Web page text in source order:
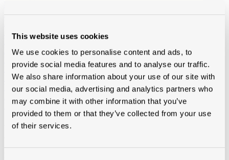
This website uses cookies
We use cookies to personalise content and ads, to
provide social media features and to analyse our traffic.
We also share information about your use of our site with
our social media, advertising and analytics partners who
may combine it with other information that you’ve
provided to them or that they’ve collected from your use
of their services.
160mm
Minerale wol (platen en rollen)
Hellend dakUrsaKnaufRockwool
Plat dakRockwool
Wand - Zoldervloer - spouw
Isover
Rockwool
Houtvezelisolatie
Diversen
Vacuumisolatie
Kingspan
Alle toebehoren
gereedschap, bij Modde vind je alle toebehoren voor een vlotte,